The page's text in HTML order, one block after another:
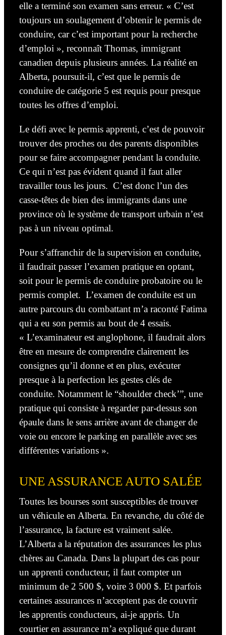
elle a terminé son examen sans erreur. « C’est
toujours un soulagement d’obtenir le permis de
conduire, car c’est important pour la recherche
d’emploi », reconnaît Thomas, immigrant
canadien depuis plusieurs années. La réalité en
Alberta, poursuit-il, c’est que le permis de
conduire de catégorie 5 est requis pour presque
toutes les offres d’emploi.
Le défi avec le permis apprenti, c’est de pouvoir
trouver des proches ou des parents disponibles
pourse faire accompagnerpendant la conduite.
Ce qui n’est pas évident quand il faut aller
travailler tous les jours. C’est donc l’un des
casse-têtes de bien des immigrants dans une
province où le système de transport urbain n’est
pas à un niveau optimal.
Pour s’affranchir de la supervision en conduite,
il faudrait passer l’examen pratique en optant,
soit pour le permis de conduire probatoire ou le
permis complet. L’examen de conduite est un
autre parcours du combattant m’a raconté Fatima
qui a eu son permis au bout de 4 essais.
« L’examinateur est anglophone, il faudrait alors
être en mesure de comprendre clairement les
consignes qu’il donne et en plus, exécuter
presque à la perfection les gestes clés de
conduite. Notamment le “shoulder check’”, une
pratique qui consiste à regarder par-dessus son
épaule dans le sens arrière avant de changer de
voie ou encore le parking en parallèle avec ses
différentes variations ».
UNE ASSURANCE AUTO SALÉE
Toutes les bourses sont susceptibles de trouver
un véhicule en Alberta. En revanche, du côté de
l’assurance, la facture est vraiment salée.
L’Alberta a la réputation des assurances les plus
chères au Canada. Dans la plupart des cas pour
un apprenti conducteur, il faut compter un
minimum de 2 500 $, voire 3 000 $. Et parfois
certaines assurances n’acceptent pas de couvrir
les apprentis conducteurs, ai-je appris. Un
courtier en assurance m’a expliqué que durant